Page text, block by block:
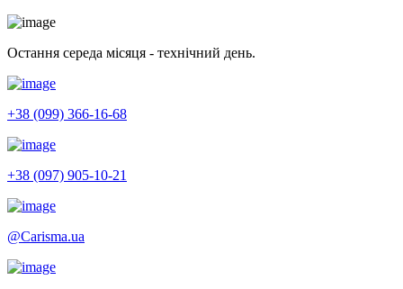
Остання середа місяця - технічний день.
+38 (099) 366-16-68
+38 (097) 905-10-21
@Carisma.ua